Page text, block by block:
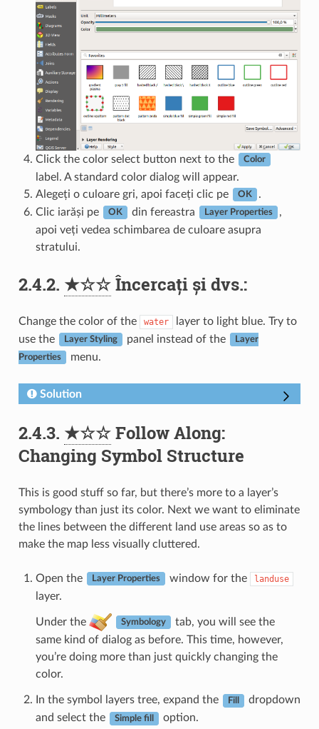
Click the color select button next to the Color
label. A standard color dialog will appear.
Alegeți o culoare gri, apoi faceți clic pe
OK
.
Clic iarăși pe
OK din fereastra Layer Properties
,
apoi veți vedea schimbarea de culoare asupra
stratului.
2.4.2. ★☆☆Încercați și dvs.:
Change the color of the water
layer to light blue. Try to
use the
Layer Styling panel instead of the Layer
Properties menu.
Solution
2.4.3. ★☆☆Follow Along:
Changing Symbol Structure
This is good stuff so far, but there’s more to a layer’s
symbology than just its color. Next we want to eliminate
the lines between the different land use areas so as to
make the map less visually cluttered.
Open the Layer Properties window for the landuse
layer.
Under the Symbology
tab, you will see the
same kind of dialog as before. This time, however,
you’re doing more than just quickly changing the
color.
In the symbol layers tree, expand the Fill
dropdown
and select the
Simple fill
option.